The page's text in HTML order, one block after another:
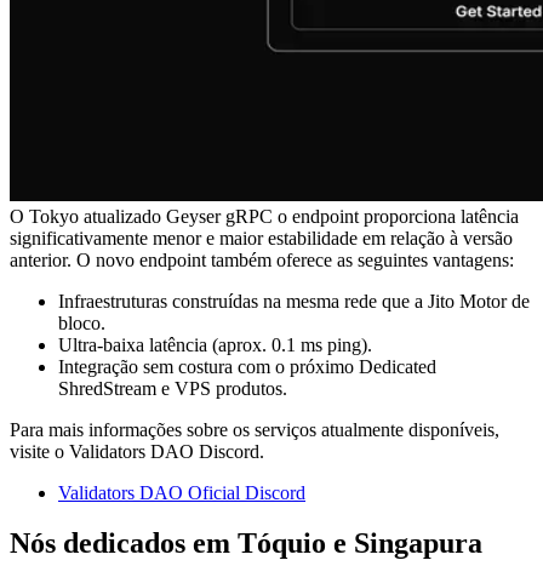
O Tokyo atualizado Geyser gRPC o endpoint proporciona latência
significativamente menor e maior estabilidade em relação à versão
anterior. O novo endpoint também oferece as seguintes vantagens:
Infraestruturas construídas na mesma rede que a Jito Motor de
bloco.
Ultra-baixa latência (aprox. 0.1 ms ping).
Integração sem costura com o próximo Dedicated
ShredStream e VPS produtos.
Para mais informações sobre os serviços atualmente disponíveis,
visite o Validators DAO Discord.
Validators DAO Oficial Discord
Nós dedicados em Tóquio e Singapura